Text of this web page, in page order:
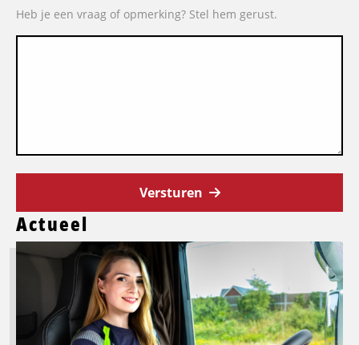
Heb je een vraag of opmerking? Stel hem gerust.
Versturen
Actueel
Lees
Logistic
Force